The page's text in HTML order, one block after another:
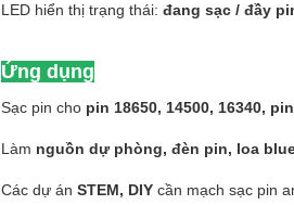
LED hiển thị trạng thái: đang sạc / đầy
Ứng dụng
Sạc pin cho pin 18650, 14500, 16340,
Làm nguồn dự phòng, đèn pin, loa
Các dự án STEM, DIY cần mạch sạc pin